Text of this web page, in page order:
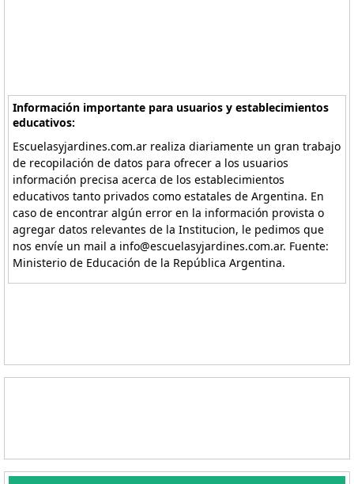
Información importante para usuarios y establecimientos
educativos:
Escuelasyjardines.com.ar realiza diariamente un gran trabajo
de recopilación de datos para ofrecer a los usuarios
información precisa acerca de los establecimientos
educativos tanto privados como estatales de Argentina. En
caso de encontrar algún error en la información provista o
agregar datos relevantes de la Institucion, le pedimos que
nos envíe un mail a info@escuelasyjardines.com.ar. Fuente:
Ministerio de Educación de la República Argentina.